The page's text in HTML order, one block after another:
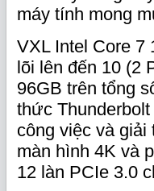
máy tính mong
VXL Intel Core 7
lõi lên đến 10 (2
96GB trên tổng
thức
công việc và giải
màn hình 4K và
12 làn PCIe 3.0